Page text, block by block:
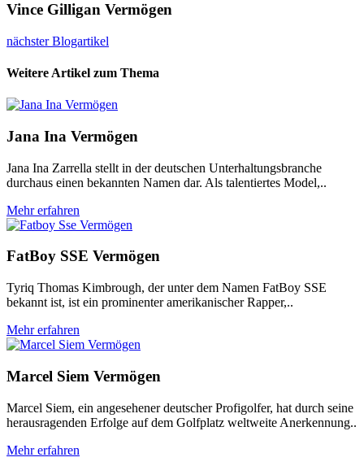
Vince Gilligan Vermögen
nächster Blogartikel
Weitere Artikel zum Thema
Jana Ina Vermögen
Jana Ina Zarrella stellt in der deutschen Unterhaltungsbranche
durchaus einen bekannten Namen dar. Als talentiertes Model,..
Mehr erfahren
FatBoy SSE Vermögen
Tyriq Thomas Kimbrough, der unter dem Namen FatBoy SSE
bekannt ist, ist ein prominenter amerikanischer Rapper,..
Mehr erfahren
Marcel Siem Vermögen
Marcel Siem, ein angesehener deutscher Profigolfer, hat durch seine
herausragenden Erfolge auf dem Golfplatz weltweite Anerkennung..
Mehr erfahren